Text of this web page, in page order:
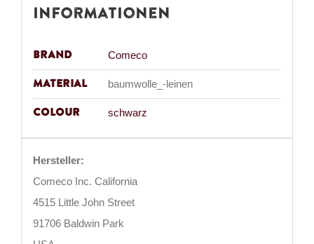
Informationen
Brand Comeco
Material baumwolle_-leinen
Colour schwarz
Hersteller:
Comeco Inc. California
4515 Little John Street
91706 Baldwin Park